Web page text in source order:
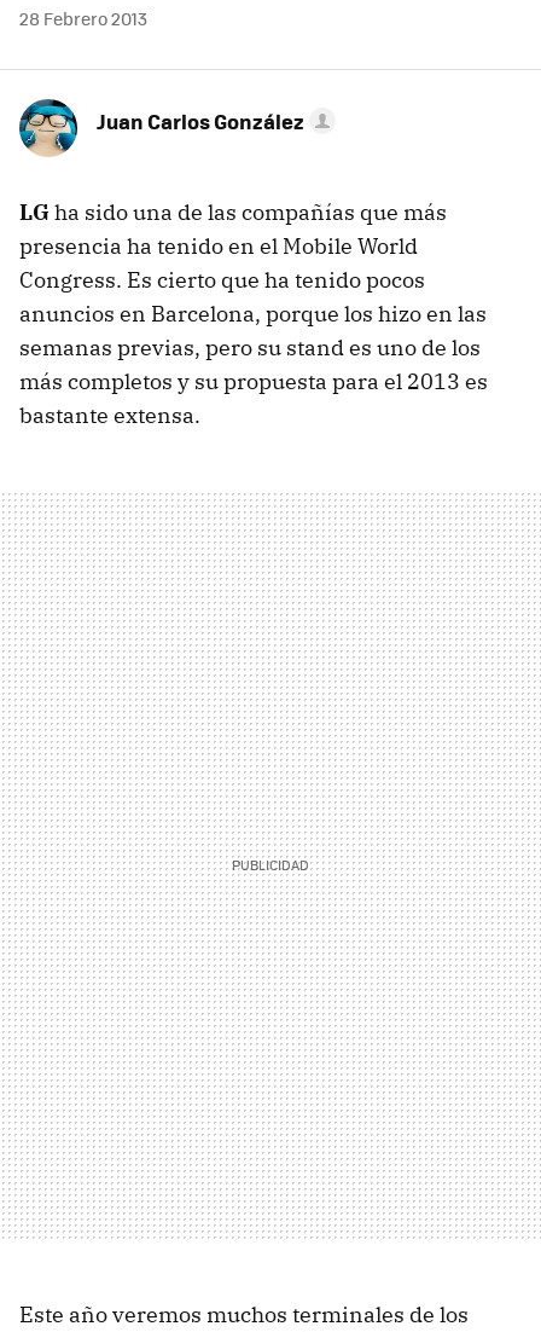
28 Febrero 2013
Juan Carlos González
LGha sido una de las compañías que más
presencia ha tenido en el Mobile World
Congress. Es cierto que ha tenido pocos
anuncios en Barcelona, porque los hizo en las
semanas previas, pero su stand es uno de los
más completos y su propuesta para el 2013 es
bastante extensa.
Este año veremos muchos terminales de los